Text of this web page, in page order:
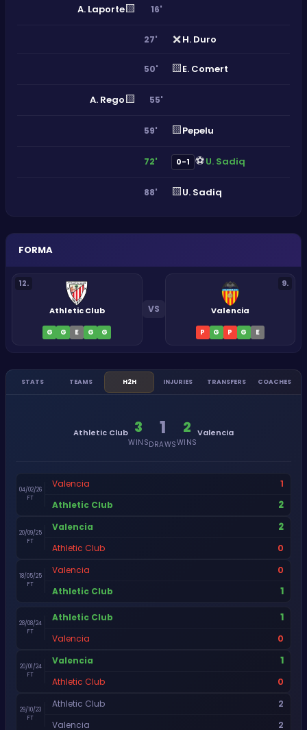
A. Laporte🟨 16'
27' ❌H. Duro
50' 🟨E. Comert
A. Rego🟨 55'
59' 🟨Pepelu
72' 0-1 ⚽U. Sadiq
88' 🟨U. Sadiq
FORMA
12.
Athletic Club
G G E G G
VS
9.
Valencia
P G P G E
STATS TEAMS H2H INJURIES TRANSFERS COACHES
Athletic Club 3
WINS
1
DRAWS
2
WINS
Valencia
04/02/26
FT
Valencia 1
Athletic Club 2
20/09/25
FT
Valencia 2
Athletic Club 0
18/05/25
FT
Valencia 0
Athletic Club 1
28/08/24
FT
Athletic Club 1
Valencia 0
20/01/24
FT
Valencia 1
Athletic Club 0
29/10/23
FT
Athletic Club 2
Valencia 2